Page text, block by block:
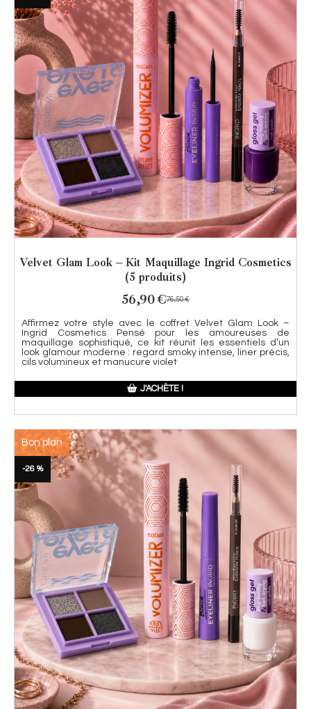
Velvet Glam Look – Kit Maquillage Ingrid Cosmetics
(5 produits)
56,90€76,50€
Affirmez votre style avec le coffret Velvet Glam Look –
Ingrid Cosmetics Pensé pour les amoureuses de
maquillage sophistiqué, ce kit réunit les essentiels d’un
look glamour moderne : regard smoky intense, liner précis,
cils volumineux et manucure violet
J'ACHÈTE !
Bon plan
-26 %